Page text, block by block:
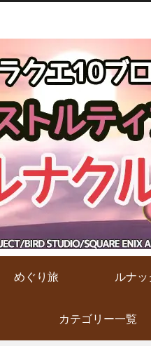
めぐり旅 ルナ
カテゴリー一覧